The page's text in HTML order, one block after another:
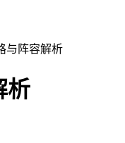
与阵容解析
析